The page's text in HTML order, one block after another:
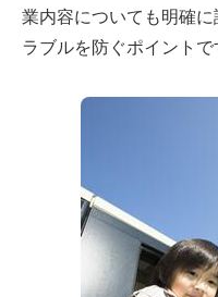
業内容についても明確
ラブルを防ぐポイントで